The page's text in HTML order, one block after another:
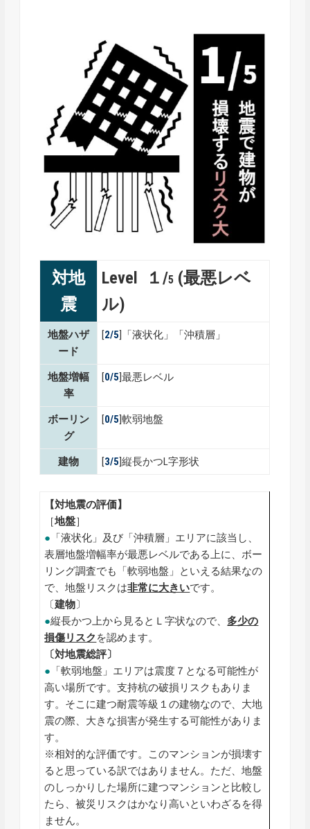
対地
震
Level １/5 (最悪レベ
ル)
地盤ハザ
ード
[2/5]「液状化」「沖積層」
地盤増幅
率
[0/5]最悪レベル
ボーリン
グ
[0/5]軟弱地盤
建物 [3/5]縦長かつL字形状
【対地震の評価】
［地盤］
● 「液状化」及び「沖積層」エリアに該当し、
表層地盤増幅率が最悪レベルである上に、ボー
リング調査でも「軟弱地盤」といえる結果なの
で、地盤リスクは非常に大きいです。
〔建物〕
●縦長かつ上から見るとＬ字状なので、 多少の
損傷リスク を認めます。
〔対地震総評〕
● 「軟弱地盤」エリアは震度７となる可能性が
高い場所です。支持杭の破損リスクもありま
す。そこに建つ耐震等級１の建物なので、大地
震の際、大きな損害が発生する可能性がありま
す。
※相対的な評価です。このマンションが損壊す
ると思っている訳ではありません。ただ、地盤
のしっかりした場所に建つマンションと比較し
たら、被災リスクはかなり高いといわざるを得
ません。